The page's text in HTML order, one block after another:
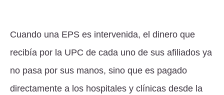
Cuando una EPS es intervenida, el dinero que
recibía por la UPC de cada uno de sus afiliados ya
no pasa por sus manos, sino que es pagado
directamente a los hospitales y clínicas desde la